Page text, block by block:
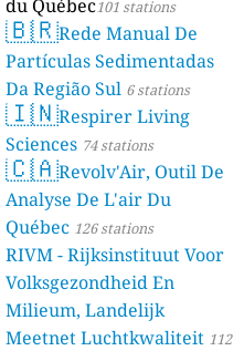
du Québec101 stations
🇧🇷Rede Manual De
Partículas Sedimentadas
Da Região Sul 6 stations
🇮🇳Respirer Living
Sciences 74 stations
🇨🇦Revolv'Air, Outil De
Analyse De L'air Du
Québec 126 stations
RIVM - Rijksinstituut Voor
Volksgezondheid En
Milieum, Landelijk
Meetnet Luchtkwaliteit 112